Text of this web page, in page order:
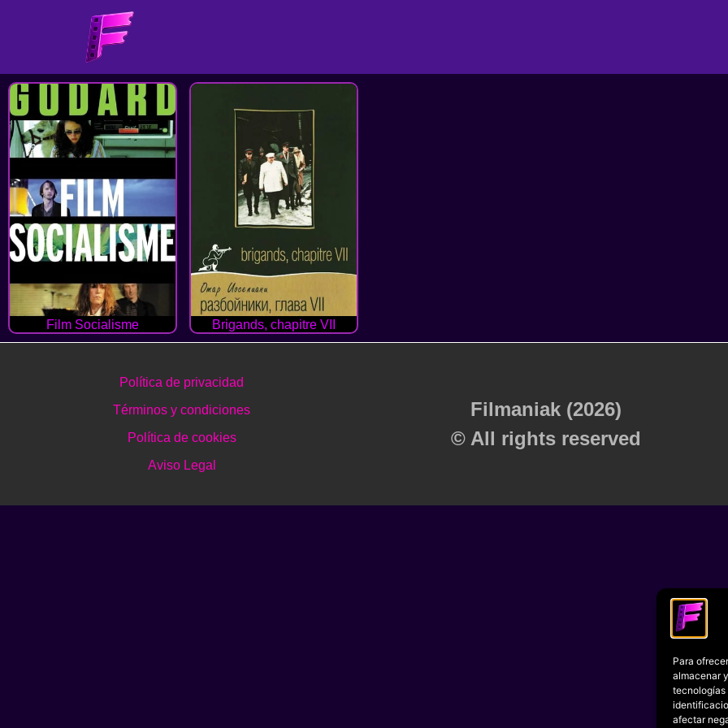
Para
almacenar
tecnologías
afectar
Film Socialisme Brigands, chapitre VII
Política de privacidad
Términos y condiciones
Política de cookies
Aviso Legal
Filmaniak (2026)
© All rights reserved